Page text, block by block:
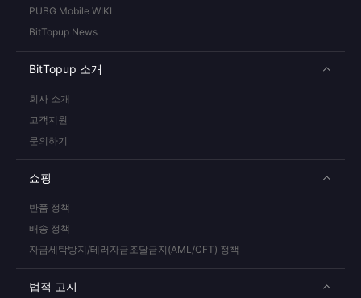
PUBG Mobile WIKI
BitTopup News
BitTopup 소개
회사 소개
고객지원
문의하기
쇼핑
반품 정책
배송 정책
자금세탁방지/테러자금조달금지(AML/CFT) 정책
법적 고지